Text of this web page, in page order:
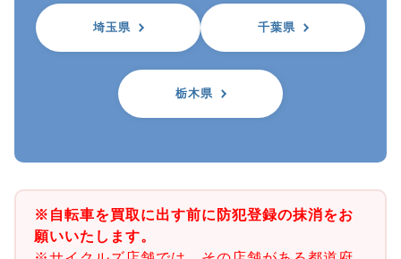
埼玉県 千葉県
栃木県
※自転車を買取に出す前に防犯登録の抹消をお
願いいたします。